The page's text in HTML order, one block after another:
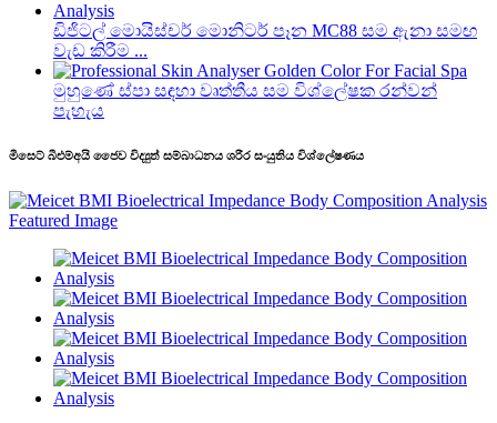
ඩිජිටල් මොයිස්චර් මොනිටර් පෑන MC88 සම ඇනා සමඟ
වැඩ කිරීම ...
මුහුණේ ස්පා සඳහා වෘත්තීය සම විශ්ලේෂක රන්වන්
පැහැය
මීසෙට් බීඑම්අයි ජෛව විද්‍යුත් සම්බාධනය ශරීර සංයුතිය විශ්ලේෂණය